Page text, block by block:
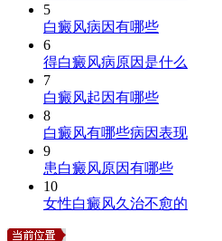
5
白癜风病因有哪些
6
得白癜风病原因是什么
7
白癜风起因有哪些
8
白癜风有哪些病因表现
9
患白癜风原因有哪些
10
女性白癜风久治不愈的